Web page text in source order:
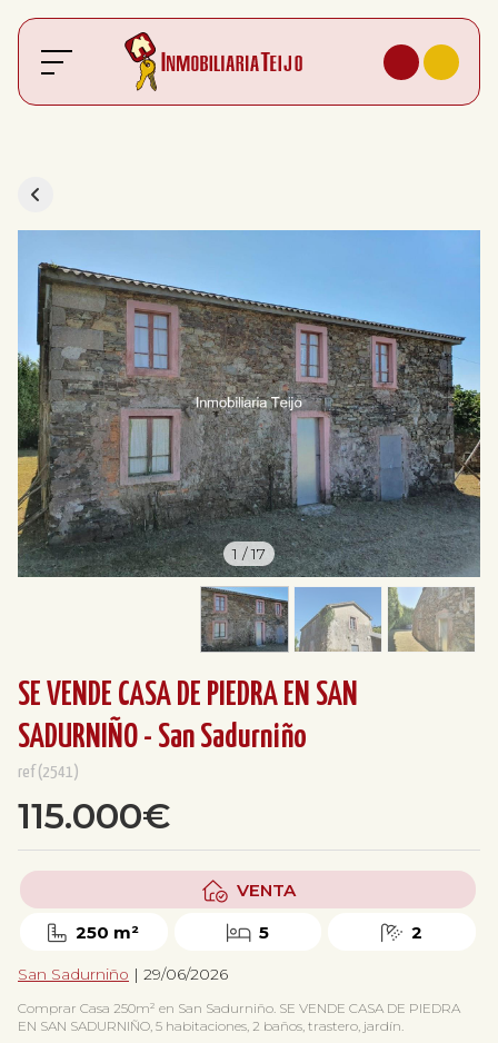
1 /17
SE VENDE CASA DE PIEDRA EN SAN
SADURNIÑO - San Sadurniño
ref(2541)
115.000€
VENTA
250 m² 5 2
San Sadurniño | 29/06/2026
Comprar Casa 250m² en San Sadurniño. SE VENDE CASA DE PIEDRA
EN SAN SADURNIÑO, 5 habitaciones, 2 baños, trastero, jardín.